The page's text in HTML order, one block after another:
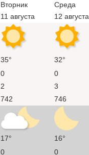
Вторник
11 августа
Среда
12 августа
35° 32°
0 0
2 3
742 746
17° 16°
0 0